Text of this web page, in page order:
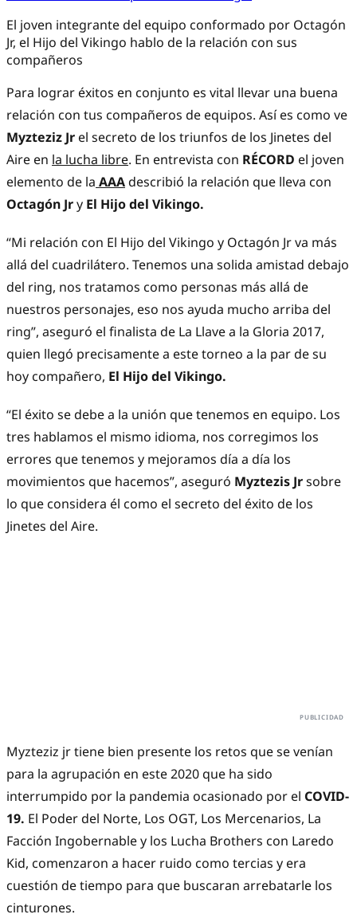
El joven integrante del equipo conformado por Octagón
Jr, el Hijo del Vikingo hablo de la relación con sus
compañeros
Para lograr éxitos en conjunto es vital llevar una buena
relación con tus compañeros de equipos. Así es como ve
Myzteziz Jr el secreto de los triunfos de los Jinetes del
Aire en la lucha libre. En entrevista con RÉCORD el joven
elemento de la AAAdescribió la relación que lleva con
Octagón Jry El Hijo del Vikingo.
“Mi relación con El Hijo del Vikingo y Octagón Jr va más
allá del cuadrilátero. Tenemos una solida amistad debajo
del ring, nos tratamos como personas más allá de
nuestros personajes, eso nos ayuda mucho arriba del
ring”, aseguró el finalista de La Llave a la Gloria 2017,
quien llegó precisamente a este torneo a la par de su
hoy compañero, El Hijo del Vikingo.
“El éxito se debe a la unión que tenemos en equipo. Los
tres hablamos el mismo idioma, nos corregimos los
errores que tenemos y mejoramos día a día los
movimientos que hacemos”, aseguró Myztezis Jrsobre
lo que considera él como el secreto del éxito de los
Jinetes del Aire.
Myzteziz jr tiene bien presente los retos que se venían
para la agrupación en este 2020 que ha sido
interrumpido por la pandemia ocasionado por el COVID-
19. El Poder del Norte, Los OGT, Los Mercenarios, La
Facción Ingobernable y los Lucha Brothers con Laredo
Kid, comenzaron a hacer ruido como tercias y era
cuestión de tiempo para que buscaran arrebatarle los
cinturones.